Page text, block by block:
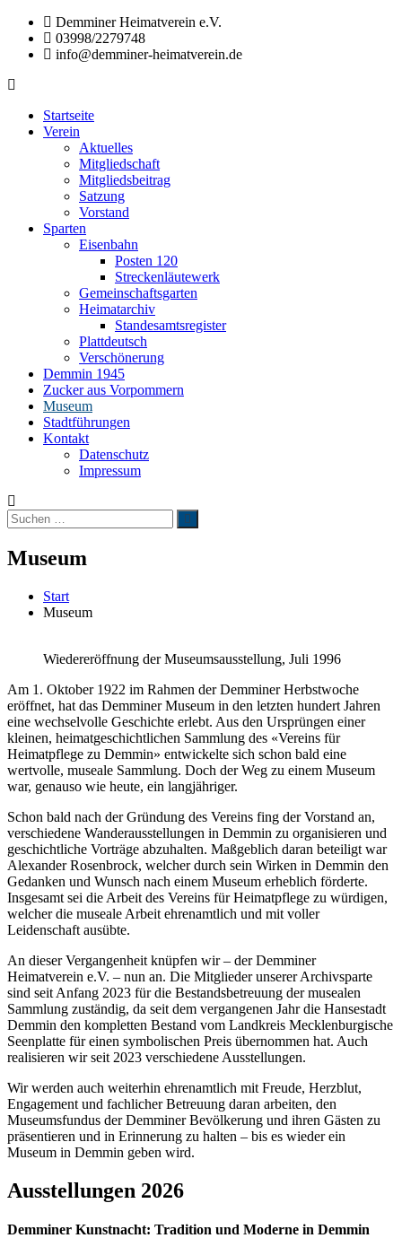
Zum
Inhalt
springen
Demminer Heimatverein e.V.
03998/2279748
info@demminer-heimatverein.de
Heimatverein
e.V.
Heimatkunde
Heimatpflege
Hansestadt
Demmin
Gemeinden
Startseite
Verein
Aktuelles
Mitgliedschaft
Mitgliedsbeitrag
Satzung
Vorstand
Sparten
Eisenbahn
Posten 120
Streckenläutewerk
Gemeinschaftsgarten
Heimatarchiv
Standesamtsregister
Plattdeutsch
Verschönerung
Demmin 1945
Zucker aus Vorpommern
Museum
Stadtführungen
Kontakt
Datenschutz
Impressum
Suchen
nach:
Suchen
Museum
Start
Museum
Wiedereröffnung der Museumsausstellung, Juli 1996
Am 1. Oktober 1922 im Rahmen der Demminer Herbstwoche
eröffnet, hat das Demminer Museum in den letzten hundert Jahren
eine wechselvolle Geschichte erlebt. Aus den Ursprüngen einer
kleinen, heimatgeschichtlichen Sammlung des «Vereins für
Heimatpflege zu Demmin» entwickelte sich schon bald eine
wertvolle, museale Sammlung. Doch der Weg zu einem Museum
war, genauso wie heute, ein langjähriger.
Schon bald nach der Gründung des Vereins fing der Vorstand an,
verschiedene Wanderausstellungen in Demmin zu organisieren und
geschichtliche Vorträge abzuhalten. Maßgeblich daran beteiligt war
Alexander Rosenbrock, welcher durch sein Wirken in Demmin den
Gedanken und Wunsch nach einem Museum erheblich förderte.
Insgesamt sei die Arbeit des Vereins für Heimatpflege zu würdigen,
welcher die museale Arbeit ehrenamtlich und mit voller
Leidenschaft ausübte.
An dieser Vergangenheit knüpfen wir – der Demminer
Heimatverein e.V. – nun an. Die Mitglieder unserer Archivsparte
sind seit Anfang 2023 für die Bestandsbetreuung der musealen
Sammlung zuständig, da seit dem vergangenen Jahr die Hansestadt
Demmin den kompletten Bestand vom Landkreis Mecklenburgische
Seenplatte für einen symbolischen Preis übernommen hat. Auch
realisieren wir seit 2023 verschiedene Ausstellungen.
Wir werden auch weiterhin ehrenamtlich mit Freude, Herzblut,
Engagement und fachlicher Betreuung daran arbeiten, den
Museumsfundus der Demminer Bevölkerung und ihren Gästen zu
präsentieren und in Erinnerung zu halten – bis es wieder ein
Museum in Demmin geben wird.
Ausstellungen 2026
Demminer Kunstnacht: Tradition und Moderne in Demmin